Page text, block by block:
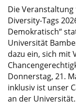
Die
Diversity-Tags
Demokratisch“
Universität
dazu ein, sich mit
Donnerstag, 21.
inklusiv ist unser
an der